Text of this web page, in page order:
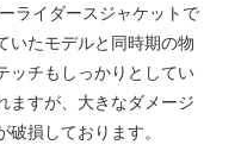
ライダースジャケットで
いたモデルと同時期の物
ッチもしっかりとしてい
ますが、大きなダメージ
損しております。